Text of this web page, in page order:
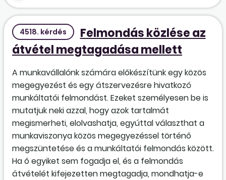
4518. kérdés
Felmondás közlése az
átvétel megtagadása mellett
A munkavállalónk számára előkészítünk egy közös
megegyezést és egy átszervezésre hivatkozó
munkáltatói felmondást. Ezeket személyesen be is
mutatjuk neki azzal, hogy azok tartalmát
megismerheti, elolvashatja, egyúttal választhat a
munkaviszonya közös megegyezéssel történő
megszüntetése és a munkáltatói felmondás között.
Ha ő egyiket sem fogadja el, és a felmondás
átvételét kifejezetten megtagadja, mondhatja-e